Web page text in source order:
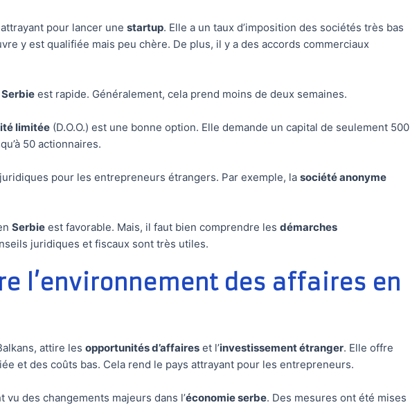
pour lancer une startup. Elle a un taux d’imposition des sociétés très bas
y est qualifiée mais peu chère. De plus, il y a des accords commerciaux
Serbie est rapide. Généralement, cela prend moins de deux semaines.
limitée (D.O.O.) est une bonne option. Elle demande un capital de seulement 500
50 actionnaires.
pour les entrepreneurs étrangers. Par exemple, la société anonyme
Serbie est favorable. Mais, il faut bien comprendre les démarches
juridiques et fiscaux sont très utiles.
l’environnement des affaires en
attire les opportunités d’affaires et l’investissement étranger. Elle offre
et des coûts bas. Cela rend le pays attrayant pour les entrepreneurs.
vu des changements majeurs dans l’économie serbe. Des mesures ont été mises